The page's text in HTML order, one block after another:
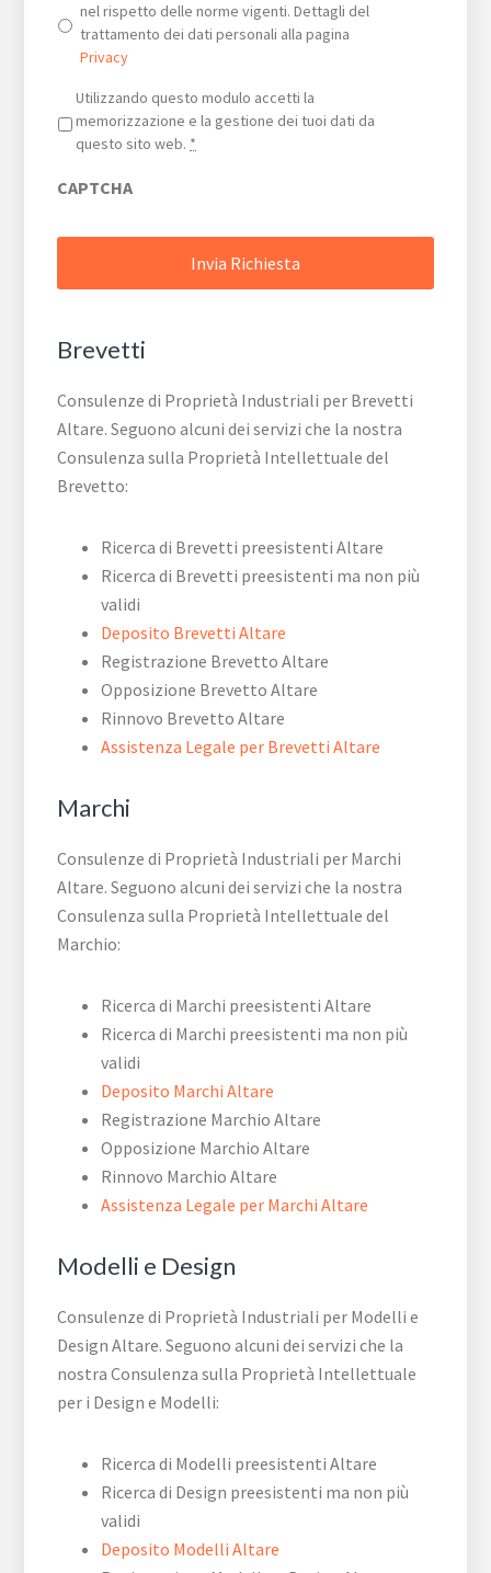
nel rispetto delle norme vigenti. Dettagli del
trattamento dei dati personali alla pagina
Privacy
Privacy *
Utilizzando questo modulo accetti la
memorizzazione e la gestione dei tuoi dati da
questo sito web. *
CAPTCHA
Brevetti
Consulenze di Proprietà Industriali per Brevetti
Altare. Seguono alcuni dei servizi che la nostra
Consulenza sulla Proprietà Intellettuale del
Brevetto:
Ricerca di Brevetti preesistenti Altare
Ricerca di Brevetti preesistenti ma non più
validi
Deposito Brevetti Altare
Registrazione Brevetto Altare
Opposizione Brevetto Altare
Rinnovo Brevetto Altare
Assistenza Legale per Brevetti Altare
Marchi
Consulenze di Proprietà Industriali per Marchi
Altare. Seguono alcuni dei servizi che la nostra
Consulenza sulla Proprietà Intellettuale del
Marchio:
Ricerca di Marchi preesistenti Altare
Ricerca di Marchi preesistenti ma non più
validi
Deposito Marchi Altare
Registrazione Marchio Altare
Opposizione Marchio Altare
Rinnovo Marchio Altare
Assistenza Legale per Marchi Altare
Modelli e Design
Consulenze di Proprietà Industriali per Modelli e
Design Altare. Seguono alcuni dei servizi che la
nostra Consulenza sulla Proprietà Intellettuale
per i Design e Modelli:
Ricerca di Modelli preesistenti Altare
Ricerca di Design preesistenti ma non più
validi
Deposito Modelli Altare